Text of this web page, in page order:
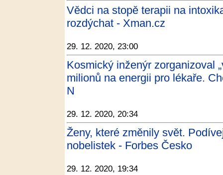
Vědci na stopě terapii na
rozdýchat - Xman.cz
29. 12. 2020, 23:00
Kosmický inženýr zorganizoval
milionů na energii pro lékaře.
N
29. 12. 2020, 20:34
Ženy, které změnily svět.
nobelistek - Forbes Česko
29. 12. 2020, 19:34